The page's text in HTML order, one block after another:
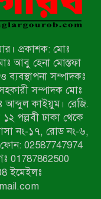
৪০ হাজার
জনের অপমৃত্যু,
ফ্রন্টের
প্রশ্ন, প্রতিবাদে
দুর্ঘটনায় পর্যটক
আসামি ঢাকায়
প্রকাশক: মোঃ
আবু হেনা মোস্তফা
ব্যবস্থাপনা সম্পাদকঃ
সম্পাদক মোঃ
আব্দুল কাইয়ুম। রেজি.
পল্লবী ঢাকা থেকে
নং-১৭, রোড নং-৬,
ফোন: 02587747974
01787862500
ইমেইলঃ